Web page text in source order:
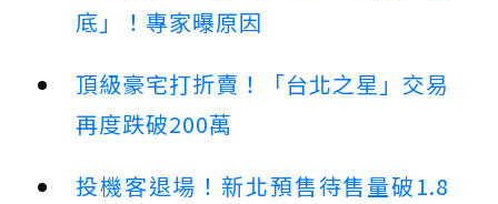
底」！專家曝原因
頂級豪宅打折賣！「台北之星」交易
再度跌破200萬
投機客退場！新北預售待售量破1.8